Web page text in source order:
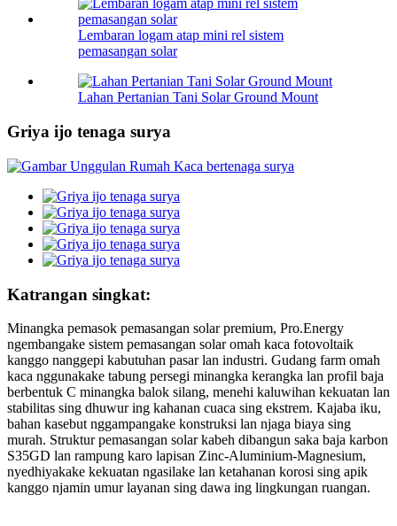
Lembaran logam atap mini rel sistem
pemasangan solar
Lahan Pertanian Tani Solar Ground Mount
Griya ijo tenaga surya
Katrangan singkat:
Minangka pemasok pemasangan solar premium, Pro.Energy
ngembangake sistem pemasangan solar omah kaca fotovoltaik
kanggo nanggepi kabutuhan pasar lan industri. Gudang farm omah
kaca nggunakake tabung persegi minangka kerangka lan profil baja
berbentuk C minangka balok silang, menehi kaluwihan kekuatan lan
stabilitas sing dhuwur ing kahanan cuaca sing ekstrem. Kajaba iku,
bahan kasebut nggampangake konstruksi lan njaga biaya sing
murah. Struktur pemasangan solar kabeh dibangun saka baja karbon
S35GD lan rampung karo lapisan Zinc-Aluminium-Magnesium,
nyedhiyakake kekuatan ngasilake lan ketahanan korosi sing apik
kanggo njamin umur layanan sing dawa ing lingkungan ruangan.